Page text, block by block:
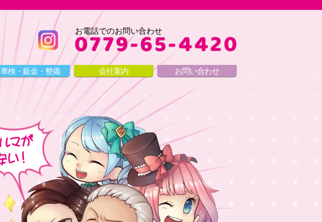
お電話でのお問い合わせ
車検・鈑金・整備 会社案内 お問い合わせ